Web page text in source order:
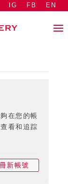
IG FB EN
在您的帳
看和追踪
新帳號